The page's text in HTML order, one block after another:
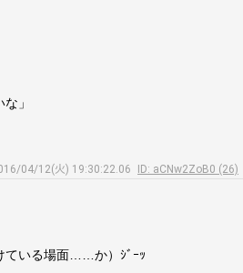
」
04/12(火) 19:30:22.06
ID: aCNw2ZoB0 (26)
ている場面……か）ｼﾞｰｯ